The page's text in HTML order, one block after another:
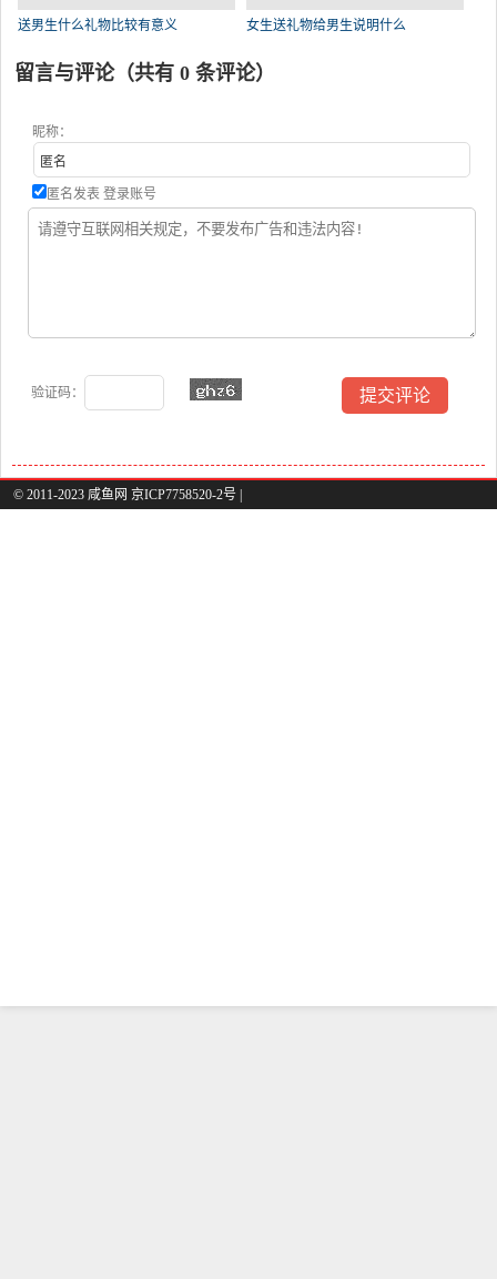
送男生什么礼物比较有意义 女生送礼物给男生说明什么
留言与评论（共有 0 条评论）
昵称：
匿名发表 登录账号
验证码：
© 2011-2023 咸鱼网 京ICP7758520-2号 |